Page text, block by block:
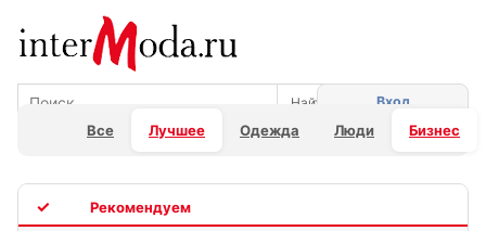
Все Лучшее Одежда Люди Бизнес
Вход